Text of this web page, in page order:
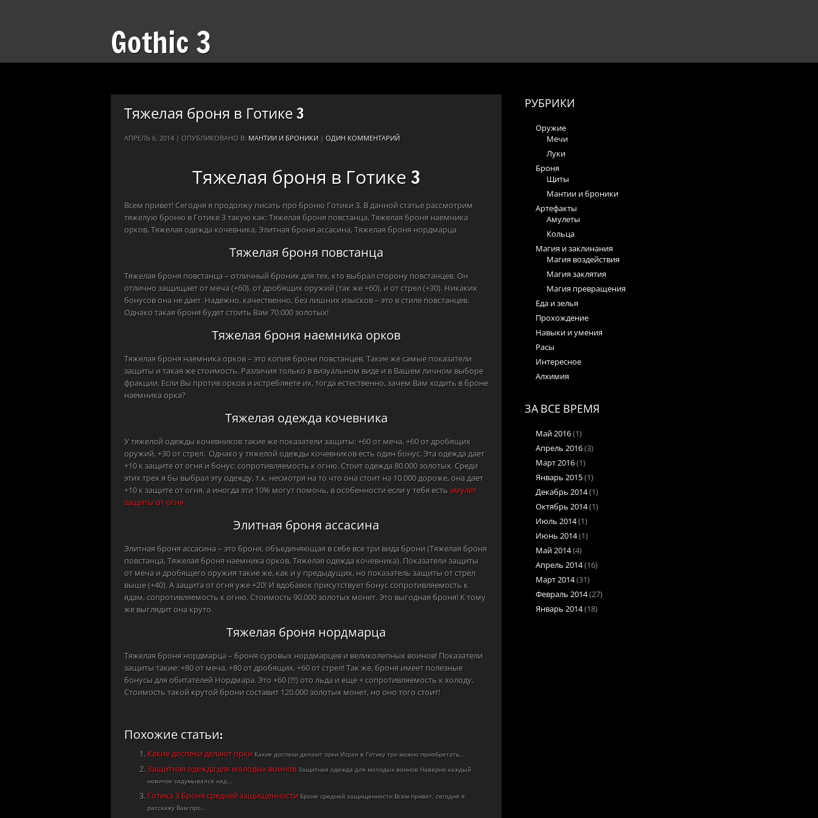
Gothic 3
Тяжелая броня в Готике 3
АПРЕЛЬ 6, 2014 | ОПУБЛИКОВАНО В: МАНТИИ И БРОНИКИ | ОДИН КОММЕНТАРИЙ
Тяжелая броня в Готике 3
Всем привет! Сегодня я продолжу писать про броню Готики 3. В данной статье рассмотрим
тяжелую броню в Готике 3 такую как: Тяжелая броня повстанца, Тяжелая броня наемника
орков, Тяжелая одежда кочевника, Элитная броня ассасина, Тяжелая броня нордмарца.
Тяжелая броня повстанца
Тяжелая броня повстанца – отличный броник для тех, кто выбрал сторону повстанцев. Он
отлично защищает от меча (+60), от дробящих оружий (так же +60), и от стрел (+30). Никаких
бонусов она не дает. Надежно, качественно, без лишних изысков – это в стиле повстанцев.
Однако такая броня будет стоить Вам 70.000 золотых!
Тяжелая броня наемника орков
Тяжелая броня наемника орков – это копия брони повстанцев. Такие же самые показатели
защиты и такая же стоимость. Различия только в визуальном виде и в Вашем личном выборе
фракции. Если Вы против орков и истребляете их, тогда естественно, зачем Вам ходить в броне
наемника орка?
Тяжелая одежда кочевника
У тяжелой одежды кочевников такие же показатели защиты: +60 от меча, +60 от дробящих
оружий, +30 от стрел. Однако у тяжелой одежды кочевников есть один бонус. Эта одежда дает
+10 к защите от огня и бонус: сопротивляемость к огню. Стоит одежда 80.000 золотых. Среди
этих трех я бы выбрал эту одежду, т.к. несмотря на то что она стоит на 10.000 дороже, она дает
+10 к защите от огня, а иногда эти 10% могут помочь, в особенности если у тебя естьамулет
защиты от огня.
Элитная броня ассасина
Элитная броня ассасина – это броня, объединяющая в себе все три вида брони (Тяжелая броня
повстанца, Тяжелая броня наемника орков, Тяжелая одежда кочевника). Показатели защиты
от меча и дробящего оружия такие же, как и у предыдущих, но показатель защиты от стрел
выше (+40). А защита от огня уже +20! И вдобавок присутствует бонус сопротивляемость к
ядам, сопротивляемость к огню. Стоимость 90.000 золотых монет. Это выгодная броня! К тому
же выглядит она круто.
Тяжелая броня нордмарца
Тяжелая броня нордмарца – броня суровых нордмарцев и великолепных воинов! Показатели
защиты такие: +80 от меча, +80 от дробящих, +60 от стрел! Так же, броня имеет полезные
бонусы для обитателей Нордмара. Это +60 (!!!) ото льда и еще + сопротивляемость к холоду.
Стоимость такой крутой брони составит 120.000 золотых монет, но оно того стоит!
Похожие статьи:
Какие доспехи делают орки Какие доспехи делают орки Играя в Готику три можно приобретать...
Защитная одежда для молодых воиновЗащитная одежда для молодых воинов Наверно каждый
новичок задумывался над...
Готика 3 Броня средней защищенности Броня средней защищенности Всем привет, сегодня я
расскажу Вам про...
РУБРИКИ
Оружие
Мечи
Луки
Броня
Щиты
Мантии и броники
Артефакты
Амулеты
Кольца
Магия и заклинания
Магия воздействия
Магия заклятия
Магия превращения
Еда и зелья
Прохождение
Навыки и умения
Расы
Интересное
Алхимия
ЗА ВСЕ ВРЕМЯ
Май 2016(1)
Апрель 2016(3)
Март 2016(1)
Январь 2015(1)
Декабрь 2014(1)
Октябрь 2014(1)
Июль 2014(1)
Июнь 2014(1)
Май 2014(4)
Апрель 2014(16)
Март 2014(31)
Февраль 2014(27)
Январь 2014(18)